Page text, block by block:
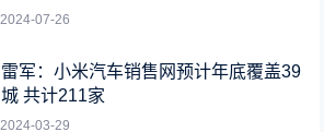
2024-07-26
雷军：小米汽车销售网预计年底覆盖39
城 共计211家
2024-03-29